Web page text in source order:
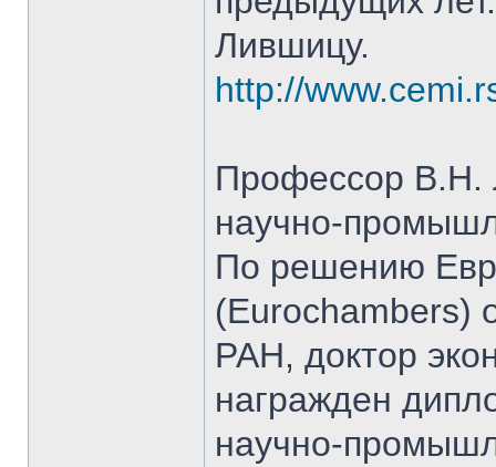
Лившицу.
http://
Профессор В.Н.
научно-
По решению
(Eurochambers)
РАН, доктор
награжден
научно-